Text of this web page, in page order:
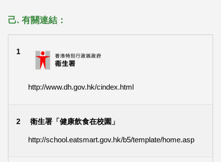
己. 有關連結：
1
http://www.dh.gov.hk/cindex.html
2 衛生署「健康飲食在校園」
http://school.eatsmart.gov.hk/b5/template/home.asp